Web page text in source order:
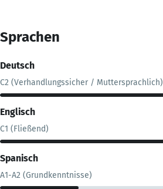
Sprachen
Deutsch
C2 (Verhandlungssicher / Muttersprachlich)
Englisch
C1 (Fließend)
Spanisch
A1-A2 (Grundkenntnisse)